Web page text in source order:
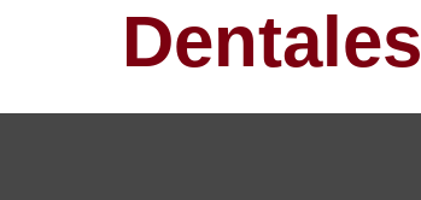
Dentales